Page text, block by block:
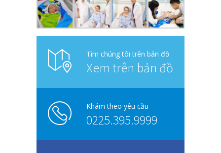
Tìm chúng tôi trên bản đồ
Xem trên bản đồ
Khám theo yêu cầu
0225.395.9999